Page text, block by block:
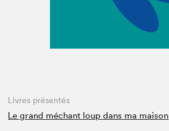
Livres présentés
Le grand méchant loup dans ma maison